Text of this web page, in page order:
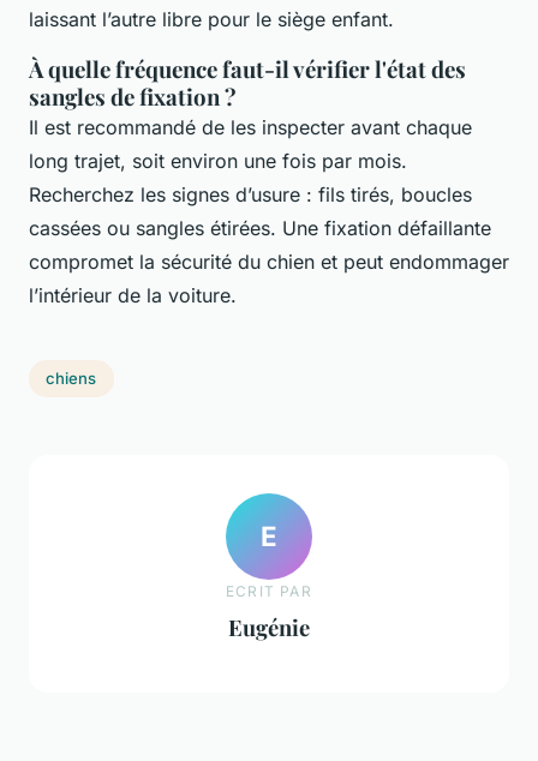
laissant l’autre libre pour le siège enfant.
À quelle fréquence faut-il vérifier l'état des
sangles de fixation ?
Il est recommandé de les inspecter avant chaque
long trajet, soit environ une fois par mois.
Recherchez les signes d’usure : fils tirés, boucles
cassées ou sangles étirées. Une fixation défaillante
compromet la sécurité du chien et peut endommager
l’intérieur de la voiture.
chiens
E
ECRIT PAR
Eugénie